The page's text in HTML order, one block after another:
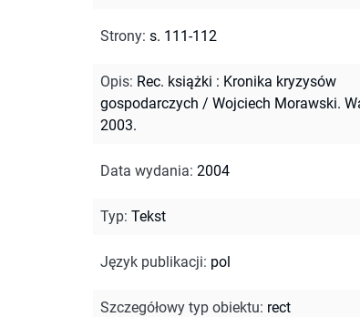
Strony: s. 111-112
Opis: Rec. książki : Kronika kryzysów
gospodarczych / Wojciech Morawski.
2003.
Data wydania: 2004
Typ: Tekst
Język publikacji: pol
Szczegółowy typ obiektu: rect